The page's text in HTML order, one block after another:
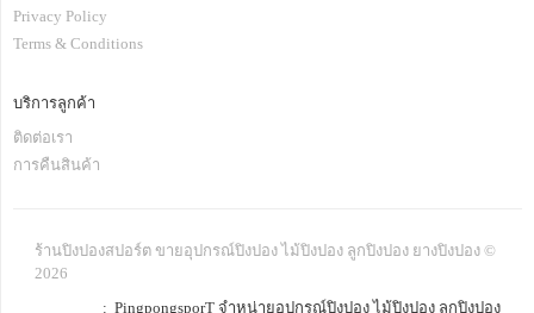
Privacy Policy
Terms & Conditions
บริการลูกค้า
ติดต่อเรา
การคืนสินค้า
ร้านปิงปองสปอร์ต ขายอุปกรณ์ปิงปอง ไม้ปิงปอง ลูกปิงปอง ยางปิงปอง ©
2026
: PingpongsporT จำหน่ายอุปกรณ์ปิงปอง ไม้ปิงปอง ลูกปิงปอง